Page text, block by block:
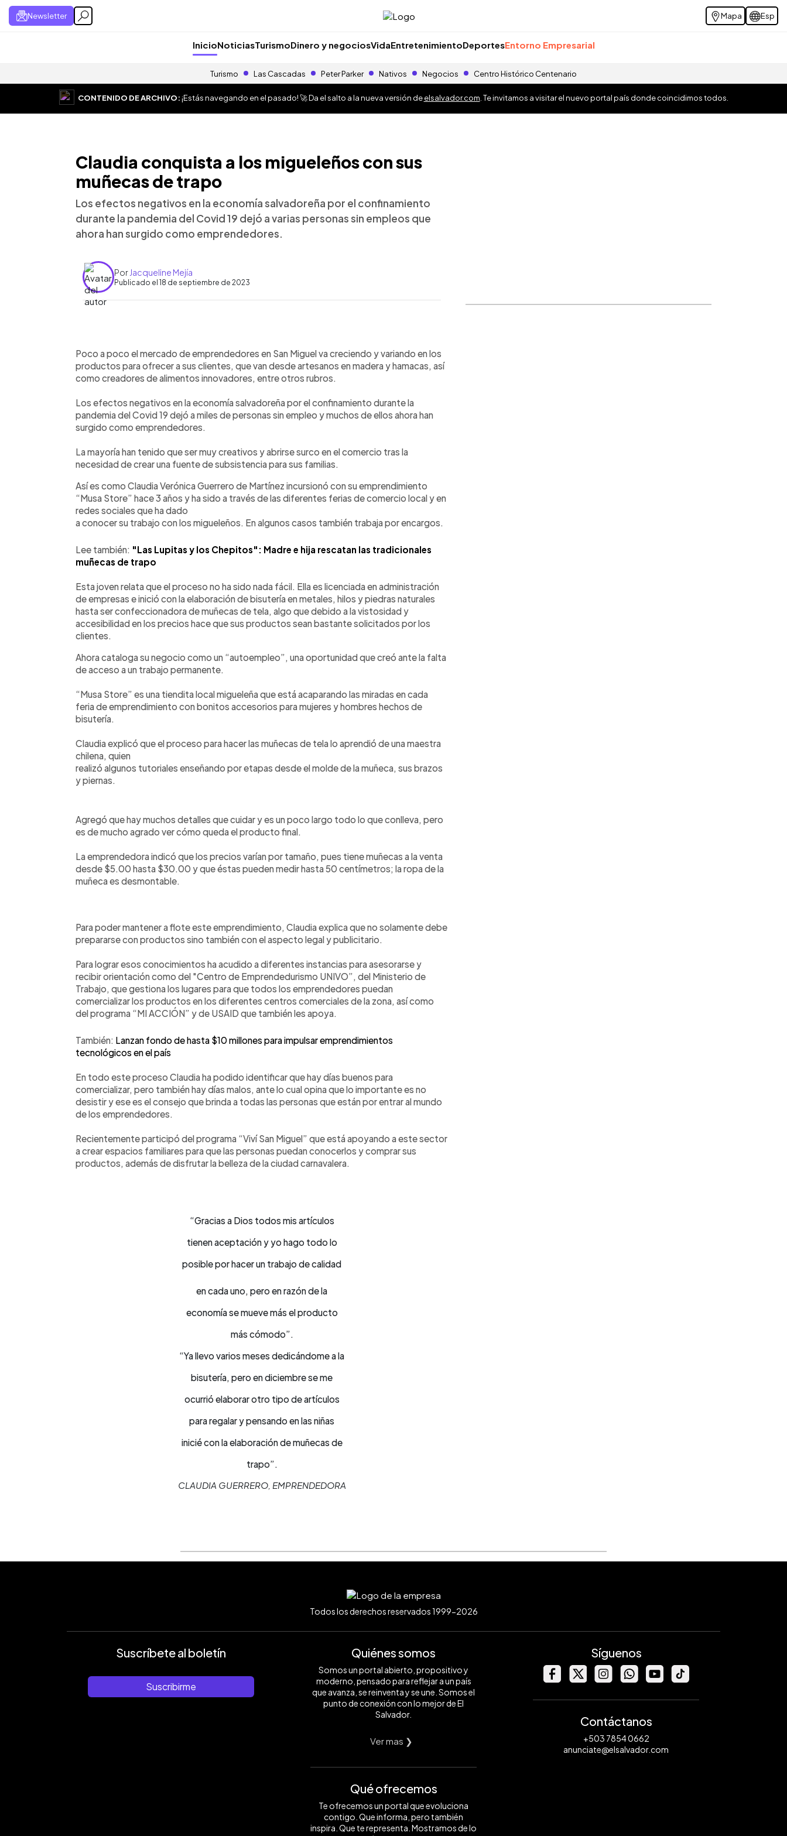
Newsletter Mapa Esp
InicioNoticiasTurismoDinero y negociosVidaEntretenimientoDeportesEntorno Empresarial
Turismo Las Cascadas Peter Parker Nativos Negocios Centro Histórico Centenario
CONTENIDO DE ARCHIVO:¡Estás navegando en el pasado! 🚀 Da el salto a la nueva versión deelsalvador.com . Te invitamos a visitar el nuevo portal país donde coincidimos todos.
Claudia conquista a los migueleños con sus
muñecas de trapo
Los efectos negativos en la economía salvadoreña por el confinamiento
durante la pandemia del Covid 19 dejó a varias personas sin empleos que
ahora han surgido como emprendedores.
Por Jacqueline Mejía
Publicado el 18 de septiembre de 2023
Escuchar artículo
Poco a poco el mercado de emprendedores en San Miguel va creciendo y variando en los
productos para ofrecer a sus clientes, que van desde artesanos en madera y hamacas, así
como creadores de alimentos innovadores, entre otros rubros.
Los efectos negativos en la economía salvadoreña por el confinamiento durante la
pandemia del Covid 19 dejó a miles de personas sin empleo y muchos de ellos ahora han
surgido como emprendedores.
La mayoría han tenido que ser muy creativos y abrirse surco en el comercio tras la
necesidad de crear una fuente de subsistencia para sus familias.
Así es como Claudia Verónica Guerrero de Martínez incursionó con su emprendimiento
“Musa Store” hace 3 años y ha sido a través de las diferentes ferias de comercio local y en
redes sociales que ha dado
a conocer su trabajo con los migueleños. En algunos casos también trabaja por encargos.
Lee también: "Las Lupitas y los Chepitos": Madre e hija rescatan las tradicionales
muñecas de trapo
Esta joven relata que el proceso no ha sido nada fácil. Ella es licenciada en administración
de empresas e inició con la elaboración de bisutería en metales, hilos y piedras naturales
hasta ser confeccionadora de muñecas de tela, algo que debido a la vistosidad y
accesibilidad en los precios hace que sus productos sean bastante solicitados por los
clientes.
Ahora cataloga su negocio como un “autoempleo”, una oportunidad que creó ante la falta
de acceso a un trabajo permanente.
“Musa Store” es una tiendita local migueleña que está acaparando las miradas en cada
feria de emprendimiento con bonitos accesorios para mujeres y hombres hechos de
bisutería.
Claudia explicó que el proceso para hacer las muñecas de tela lo aprendió de una maestra
chilena, quien
realizó algunos tutoriales enseñando por etapas desde el molde de la muñeca, sus brazos
y piernas.
Agregó que hay muchos detalles que cuidar y es un poco largo todo lo que conlleva, pero
es de mucho agrado ver cómo queda el producto final.
La emprendedora indicó que los precios varían por tamaño, pues tiene muñecas a la venta
desde $5.00 hasta $30.00 y que éstas pueden medir hasta 50 centímetros; la ropa de la
muñeca es desmontable.
Para poder mantener a flote este emprendimiento, Claudia explica que no solamente debe
prepararse con productos sino también con el aspecto legal y publicitario.
Para lograr esos conocimientos ha acudido a diferentes instancias para asesorarse y
recibir orientación como del "Centro de Emprendedurismo UNIVO”, del Ministerio de
Trabajo, que gestiona los lugares para que todos los emprendedores puedan
comercializar los productos en los diferentes centros comerciales de la zona, así como
del programa “MI ACCIÓN” y de USAID que también les apoya.
También: Lanzan fondo de hasta $10 millones para impulsar emprendimientos
tecnológicos en el país
En todo este proceso Claudia ha podido identificar que hay días buenos para
comercializar, pero también hay días malos, ante lo cual opina que lo importante es no
desistir y ese es el consejo que brinda a todas las personas que están por entrar al mundo
de los emprendedores.
Recientemente participó del programa “Viví San Miguel” que está apoyando a este sector
a crear espacios familiares para que las personas puedan conocerlos y comprar sus
productos, además de disfrutar la belleza de la ciudad carnavalera.
“Gracias a Dios todos mis artículos
tienen aceptación y yo hago todo lo
posible por hacer un trabajo de calidad
en cada uno, pero en razón de la
economía se mueve más el producto
más cómodo”.
“Ya llevo varios meses dedicándome a la
bisutería, pero en diciembre se me
ocurrió elaborar otro tipo de artículos
para regalar y pensando en las niñas
inicié con la elaboración de muñecas de
trapo”.
CLAUDIA GUERRERO, EMPRENDEDORA
Todos los derechos reservados 1999-2026
Suscríbete al boletín
Suscribirme
Quiénes somos
Somos un portal abierto, propositivo y
moderno, pensado para reflejar a un país
que avanza, se reinventa y se une. Somos el
punto de conexión con lo mejor de El
Salvador.
Ver mas ❯
Qué ofrecemos
Te ofrecemos un portal que evoluciona
contigo. Que informa, pero también
inspira. Que te representa. Mostramos de lo
Síguenos
Contáctanos
+503 7854 0662
anunciate@elsalvador.com